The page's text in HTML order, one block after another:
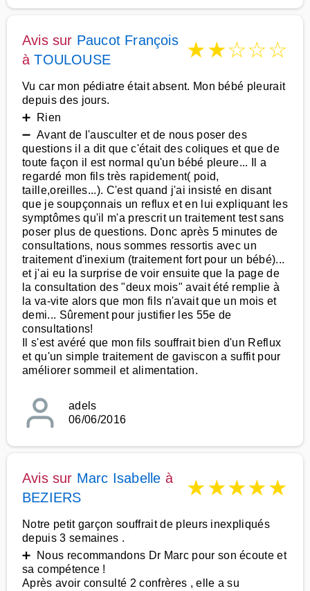
Avis sur Paucot François
àTOULOUSE ★★☆☆☆
Vu car mon pédiatre était absent. Mon bébé pleurait
depuis des jours.
➕ Rien
➖ Avant de l'ausculter et de nous poser des
questions il a dit que c'était des coliques et que de
toute façon il est normal qu'un bébé pleure... Il a
regardé mon fils très rapidement( poid,
taille,oreilles...). C'est quand j'ai insisté en disant
que je soupçonnais un reflux et en lui expliquant les
symptômes qu'il m'a prescrit un traitement test sans
poser plus de questions. Donc après 5 minutes de
consultations, nous sommes ressortis avec un
traitement d'inexium (traitement fort pour un bébé)...
et j'ai eu la surprise de voir ensuite que la page de
la consultation des "deux mois" avait été remplie à
la va-vite alors que mon fils n'avait que un mois et
demi... Sûrement pour justifier les 55e de
consultations!
Il s'est avéré que mon fils souffrait bien d'un Reflux
et qu'un simple traitement de gaviscon a suffit pour
améliorer sommeil et alimentation.
adels
06/06/2016
Avis sur Marc Isabelle à
BEZIERS
★★★★★
Notre petit garçon souffrait de pleurs inexpliqués
depuis 3 semaines .
➕ Nous recommandons Dr Marc pour son écoute et
sa compétence !
Après avoir consulté 2 confrères , elle a su